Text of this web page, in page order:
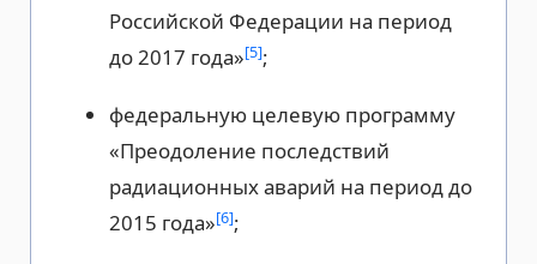
Российской Федерации на период
до 2017 года»[5];
федеральную целевую программу
«Преодоление последствий
радиационных аварий на период до
2015 года»[6];